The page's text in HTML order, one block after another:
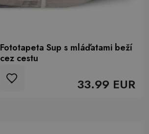
Fototapeta Sup s mláďatami beží
cez cestu
33.99 EUR